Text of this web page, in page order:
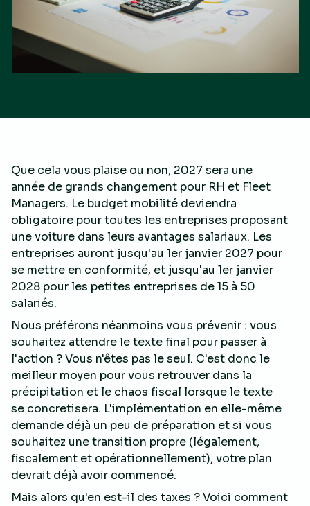
Que cela vous plaise ou non, 2027 sera une
année de grands changement pour RH et Fleet
Managers. Le budget mobilité deviendra
obligatoire pour toutes les entreprises proposant
une voiture dans leurs avantages salariaux. Les
entreprises auront jusqu'au 1er janvier 2027 pour
se mettre en conformité, et jusqu'au 1er janvier
2028 pour les petites entreprises de 15 à 50
salariés.
Nous préférons néanmoins vous prévenir : vous
souhaitez attendre le texte final pour passer à
l'action ? Vous n'êtes pas le seul. C'est donc le
meilleur moyen pour vous retrouver dans la
précipitation et le chaos fiscal lorsque le texte
se concretisera. L'implémentation en elle-même
demande déjà un peu de préparation et si vous
souhaitez une transition propre (légalement,
fiscalement et opérationnellement), votre plan
devrait déjà avoir commencé.
Mais alors qu'en est-il des taxes ? Voici comment